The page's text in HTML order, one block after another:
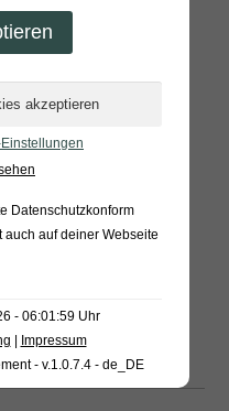
Bußgelds hatte die
Vodafone Italia, die
um die Folgen
einRekordbußgeld
Datenschutzkonform
auch auf deiner Webseite
- 06:01:59 Uhr
Impressum
- v.1.0.7.4 - de_DE